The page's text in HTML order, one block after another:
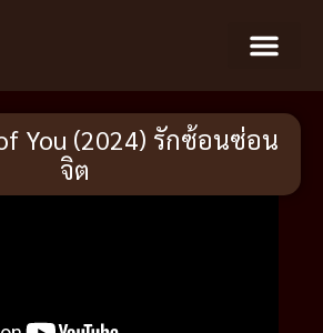
You (2024) รักซ้อนซ่อน
จิต